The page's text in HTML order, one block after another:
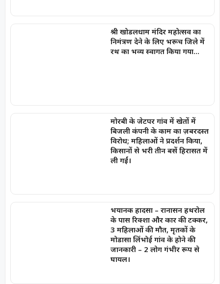
श्री खोडलधाम मंदिर महोत्सव का
निमंत्रण देने के लिए भरूच जिले में
रथ का भव्य स्वागत किया गया…
मोरबी के जेटपर गांव में खेतों में
बिजली कंपनी के काम का ज़बरदस्त
विरोध; महिलाओं ने प्रदर्शन किया,
किसानों से भरी तीन बसें हिरासत में
ली गईं।
भयानक हादसा – रानासन हथरोल
के पास रिक्शा और कार की टक्कर,
3 महिलाओं की मौत, मृतकों के
मोडासा लिंभोई गांव के होने की
जानकारी – 2 लोग गंभीर रूप से
घायल।